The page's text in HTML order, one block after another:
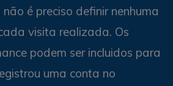
é preciso definir nenhuma
visita realizada. Os
podem ser incluidos para
uma conta no